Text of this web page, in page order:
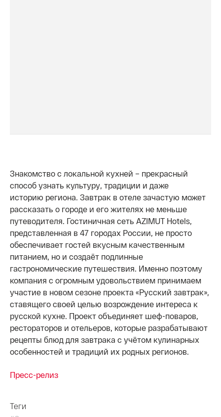
Знакомство с локальной кухней – прекрасный
способ узнать культуру, традиции и даже
историю региона. Завтрак в отеле зачастую может
рассказать о городе и его жителях не меньше
путеводителя. Гостиничная сеть AZIMUT Hotels,
представленная в 47 городах России, не просто
обеспечивает гостей вкусным качественным
питанием, но и создаёт подлинные
гастрономические путешествия. Именно поэтому
компания с огромным удовольствием принимаем
участие в новом сезоне проекта «Русский завтрак»,
ставящего своей целью возрождение интереса к
русской кухне. Проект объединяет шеф-поваров,
рестораторов и отельеров, которые разрабатывают
рецепты блюд для завтрака с учётом кулинарных
особенностей и традиций их родных регионов.
Пресс-релиз
Теги